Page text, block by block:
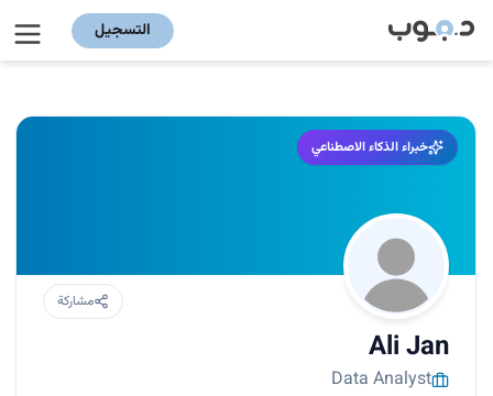
التسجيل
خبراء الذكاء الاصطناعي
مشاركة
Ali Jan
Data Analyst